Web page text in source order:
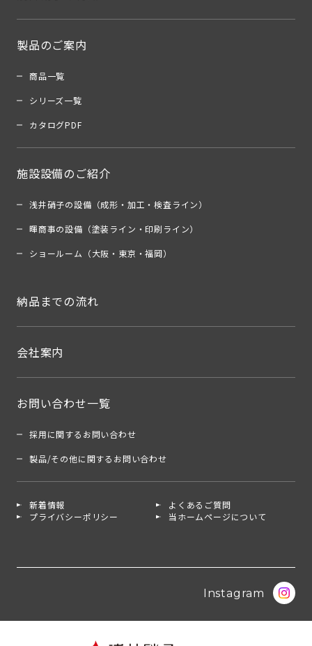
製品のご案内
商品一覧
シリーズ一覧
カタログPDF
施設設備のご紹介
浅井硝子の設備（成形・加工・検査ライン）
暉商事の設備（塗装ライン・印刷ライン）
ショールーム（大阪・東京・福岡）
納品までの流れ
会社案内
お問い合わせ一覧
採用に関するお問い合わせ
製品/その他に関するお問い合わせ
新着情報
よくあるご質問
プライバシーポリシー
当ホームページについて
Instagram